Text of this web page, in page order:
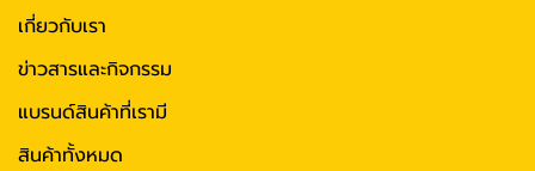
เกี่ยวกับเรา
ข่าวสารและกิจกรรม
แบรนด์สินค้าที่เรามี
สินค้าทั้งหมด